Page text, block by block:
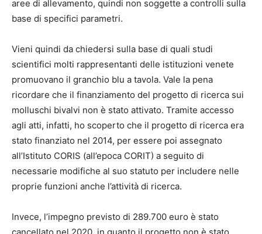
aree di allevamento, quindi non soggette a controlli sulla
base di specifici parametri.
Vieni quindi da chiedersi sulla base di quali studi
scientifici molti rappresentanti delle istituzioni venete
promuovano il granchio blu a tavola. Vale la pena
ricordare che il finanziamento del progetto di ricerca sui
molluschi bivalvi non è stato attivato. Tramite accesso
agli atti, infatti, ho scoperto che il progetto di ricerca era
stato finanziato nel 2014, per essere poi assegnato
all’Istituto CORIS (all’epoca CORIT) a seguito di
necessarie modifiche al suo statuto per includere nelle
proprie funzioni anche l’attività di ricerca.
Invece, l’impegno previsto di 289.700 euro è stato
cancellato nel 2020, in quanto il progetto non è stato